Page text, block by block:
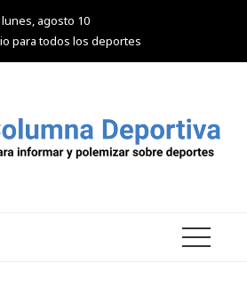
lunes, agosto 10
para todos los deportes